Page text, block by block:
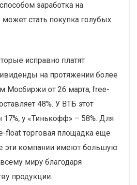
заработка на
стать покупка голубых
исправно платят
на протяжении более
Мосбиржи от 26 марта, free-
48%. У ВТБ этот
17%, у «Тинькофф» – 58%. Для
float торговая площадка еще
эти компании имеют большую
миру благодаря
продукции.